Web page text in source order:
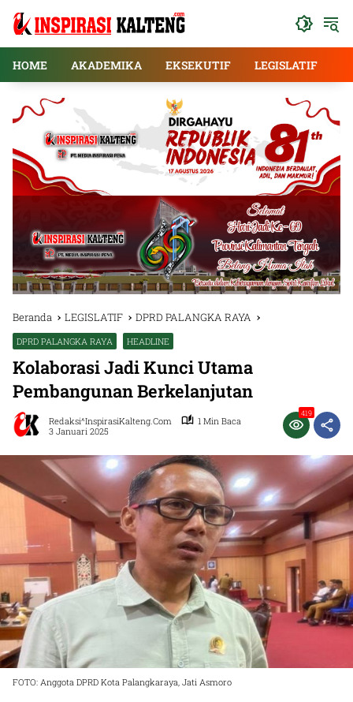
HOME
AKADEMIKA EKSEKUTIF LEGISLATIF
Beranda LEGISLATIF DPRD PALANGKA RAYA
DPRD PALANGKA RAYA HEADLINE
Kolaborasi Jadi Kunci Utama
Pembangunan Berkelanjutan
Redaksi^InspirasiKalteng.com
1 Min Baca
3 Januari 2025
419
FOTO: Anggota DPRD Kota Palangkaraya, Jati Asmoro